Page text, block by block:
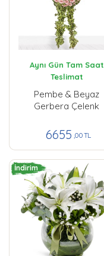
Aynı Gün Tam Saat
Teslimat
Pembe & Beyaz
Gerbera Çelenk
6655 ,00 TL
İndirim